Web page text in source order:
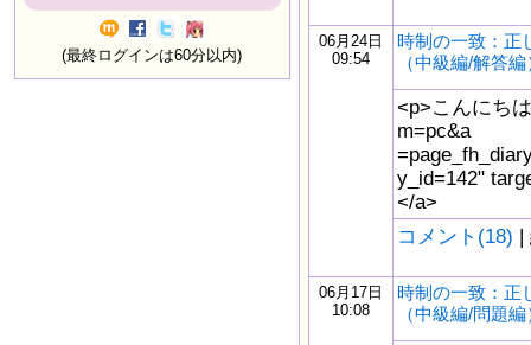
(最終ログインは60分以内)
06月24日
09:54
時制の一致：正
（中級編/解答編
<p>こんにち
m=pc&a
y_id=142"
</a>
コメント(18) |
06月17日
10:08
時制の一致：正
（中級編/問題編